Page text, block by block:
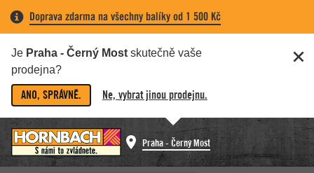
Doprava zdarma na všechny balíky od 1 500 Kč
Je Praha - Černý Most skutečně vaše
prodejna?
ANO, SPRÁVNĚ. Ne, vybrat jinou prodejnu.
Praha - Černý Most